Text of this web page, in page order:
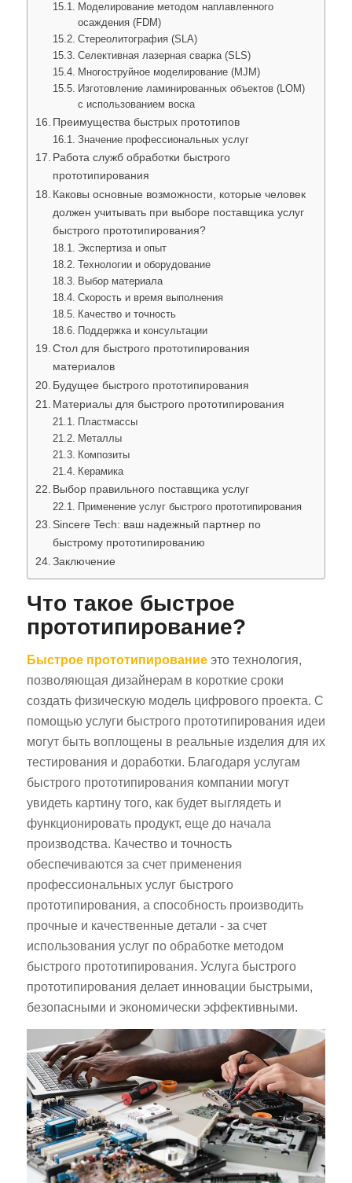
Моделирование методом наплавленного
осаждения (FDM)
Стереолитография (SLA)
Селективная лазерная сварка (SLS)
Многоструйное моделирование (MJM)
Изготовление ламинированных объектов (LOM)
с использованием воска
Преимущества быстрых прототипов
Значение профессиональных услуг
Работа служб обработки быстрого
прототипирования
Каковы основные возможности, которые человек
должен учитывать при выборе поставщика услуг
быстрого прототипирования?
Экспертиза и опыт
Технологии и оборудование
Выбор материала
Скорость и время выполнения
Качество и точность
Поддержка и консультации
Стол для быстрого прототипирования
материалов
Будущее быстрого прототипирования
Материалы для быстрого прототипирования
Пластмассы
Металлы
Композиты
Керамика
Выбор правильного поставщика услуг
Применение услуг быстрого прототипирования
Sincere Tech: ваш надежный партнер по
быстрому прототипированию
Заключение
Что такое быстрое
прототипирование?
Быстрое прототипированиеэто технология,
позволяющая дизайнерам в короткие сроки
создать физическую модель цифрового проекта. С
помощью услуги быстрого прототипирования идеи
могут быть воплощены в реальные изделия для их
тестирования и доработки. Благодаря услугам
быстрого прототипирования компании могут
увидеть картину того, как будет выглядеть и
функционировать продукт, еще до начала
производства. Качество и точность
обеспечиваются за счет применения
профессиональных услуг быстрого
прототипирования, а способность производить
прочные и качественные детали - за счет
использования услуг по обработке методом
быстрого прототипирования. Услуга быстрого
прототипирования делает инновации быстрыми,
безопасными и экономически эффективными.